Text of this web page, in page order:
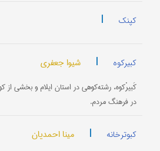
کپنک |
کبیرکوه | شیوا جعفری
کَبیرْکوه، رشته‌کوهی در استان ایلام و بخشی از
در فرهنگ مردم.
کبوترخانه | مینا احمدیان